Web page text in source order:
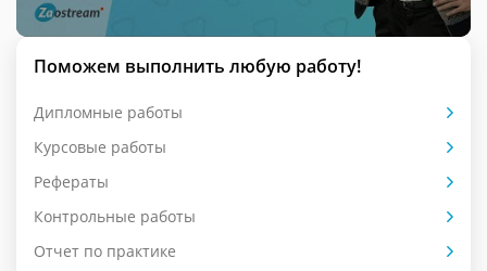
Поможем выполнить любую работу!
Дипломные работы
Курсовые работы
Рефераты
Контрольные работы
Отчет по практике